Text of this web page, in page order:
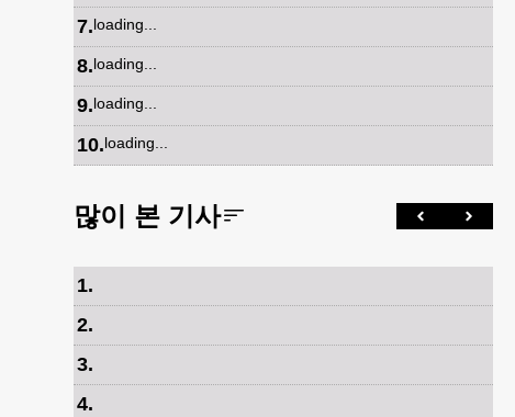
7.loading...
8.loading...
9.loading...
10.loading...
많이 본 기사
1.
2.
3.
4.